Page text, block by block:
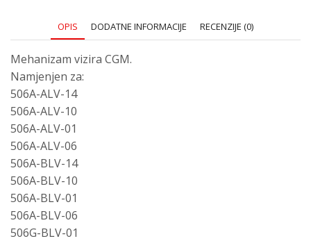
OPIS DODATNE INFORMACIJE RECENZIJE (0)
Mehanizam vizira CGM.
Namjenjen za:
506A-ALV-14
506A-ALV-10
506A-ALV-01
506A-ALV-06
506A-BLV-14
506A-BLV-10
506A-BLV-01
506A-BLV-06
506G-BLV-01